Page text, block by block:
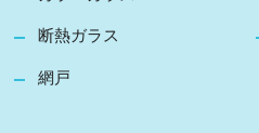
断熱ガラス
網戸